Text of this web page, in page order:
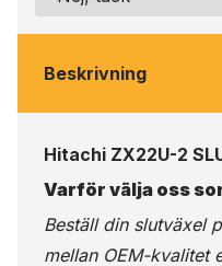
Beskrivning
Hitachi ZX22U-2
Varför välja oss
Beställ din slutväxel
mellan OEM-kvalitet